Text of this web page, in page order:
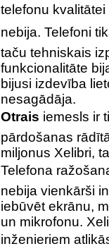
telefonu kvalitātei
nebija. Telefoni
taču tehniskais
funkcionalitāte
bijusi izdevība
nesagādāja.
Otrais iemesls ir
pārdošanas
miljonus Xelibri,
Telefona
nebija vienkārši
iebūvēt ekrānu,
un mikrofonu.
inženieriem